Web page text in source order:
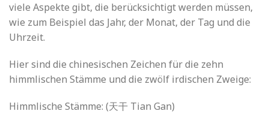
viele Aspekte gibt, die berücksichtigt werden müssen,
wie zum Beispiel das Jahr, der Monat, der Tag und die
Uhrzeit.
Hier sind die chinesischen Zeichen für die zehn
himmlischen Stämme und die zwölf irdischen Zweige:
Himmlische Stämme: (天干 Tian Gan)